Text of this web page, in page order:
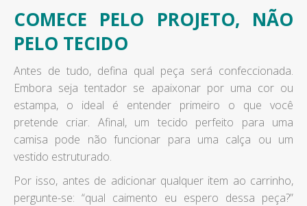
COMECE PELO PROJETO, NÃO
PELO TECIDO
Antes de tudo, defina qual peça será confeccionada.
Embora seja tentador se apaixonar por uma cor ou
estampa, o ideal é entender primeiro o que você
pretende criar. Afinal, um tecido perfeito para uma
camisa pode não funcionar para uma calça ou um
vestido estruturado.
Por isso, antes de adicionar qualquer item ao carrinho,
pergunte-se: “qual caimento eu espero dessa peça?”